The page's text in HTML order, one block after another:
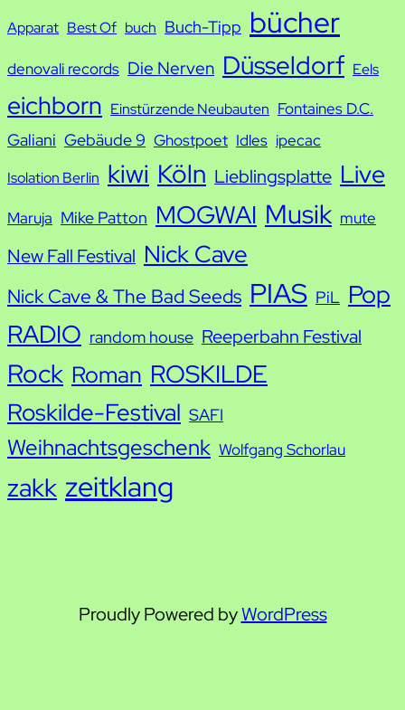
c
Apparat Best Of buch Buch-Tipp bücher
denovali records Die Nerven Düsseldorf Eels
eichborn Einstürzende Neubauten Fontaines D.C.
Galiani Gebäude 9 Ghostpoet Idles ipecac
Isolation Berlin kiwi Köln Lieblingsplatte Live
Maruja Mike Patton MOGWAI Musik mute
New Fall Festival Nick Cave
Nick Cave & The Bad Seeds PIAS PiL Pop
RADIO random house Reeperbahn Festival
Rock Roman ROSKILDE
Roskilde-Festival SAFI
Weihnachtsgeschenk Wolfgang Schorlau
zakk zeitklang
Proudly Powered byWordPress